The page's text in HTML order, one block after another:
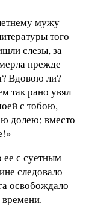
мужу
того
слезы, за
прежде
Вдовою ли?
так рано увял
с тобою,
долею; вместо
ее с суетным
следовало
освобождало
времени.